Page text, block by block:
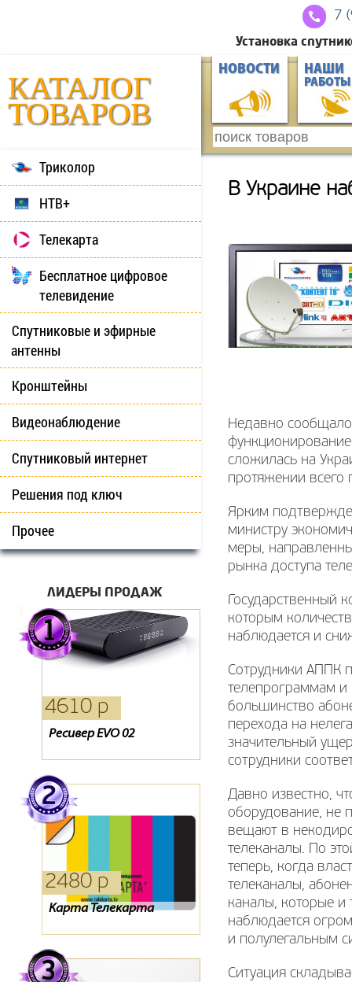
7
Установка
КАТАЛОГ
ТОВАРОВ
НОВОСТИ НАШИ
РАБОТЫ
Триколор
НТВ+
Телекарта
Бесплатное цифровое
телевидение
Спутниковые и эфирные
антенны
Кронштейны
Видеонаблюдение
Спутниковый интернет
Решения под ключ
Прочее
ЛИДЕРЫ ПРОДАЖ
4610 р
Ресивер EVO 02
1410 р
Oriel 314
1530 р
Ресивер ORIEL 751
2480 р
Карта Телекарта
330 р
Детский пульт
280 р
Пульт RC41I-T2-02
В Украине
Недавно
сложилась на
протяжении всего
Ярким
министру
меры,
рынка доступа
Государственный
которым
наблюдается и
Сотрудники АППК
телепрограммам и
большинство
перехода на
значительный
сотрудники
Давно известно,
оборудование, не
вещают в
телеканалы. По
теперь, когда
телеканалы,
каналы, которые и
наблюдается
и полулегальным
Ситуация